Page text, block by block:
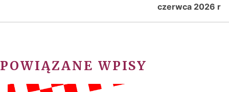
czerwca 2026 r
POWIĄZANE WPISY